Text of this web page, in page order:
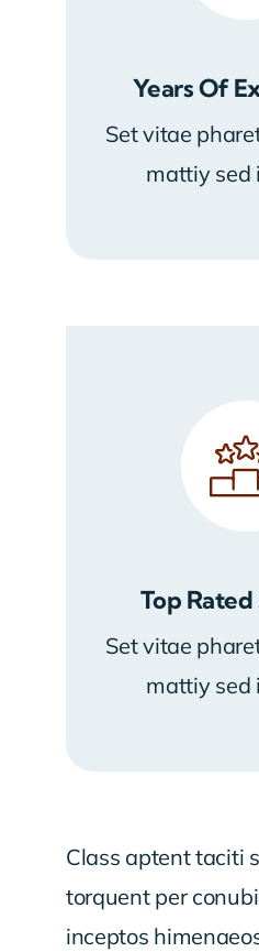
Years Of
Set vitae
mattiy sed
Top
Set vitae
mattiy sed
Class aptent taciti
torquent per
inceptos